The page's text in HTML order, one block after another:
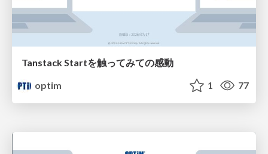
Tanstack Startを触ってみての感動
optim
1 77